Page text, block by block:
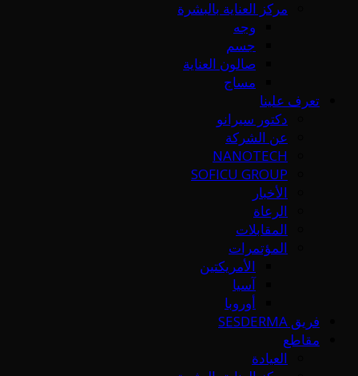
مركز العناية بالبشرة
وجه
جسم
صالون العناية
مساج
تعرف علينا
دكتور سيرانو
عن الشركة
NANOTECH
SOFICU GROUP
الأخبار
الرعاة
المقابلات
المؤتمرات
الأمريكتين
آسيا
أوروبا
فريق SESDERMA
مقاطع
العيادة